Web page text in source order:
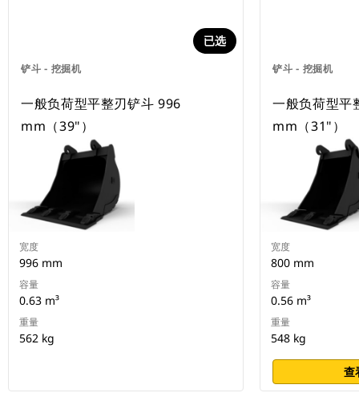
铲斗 - 挖掘机
已选
一般负荷型平整刃铲斗 996
mm（39"）
宽度
996 mm
容量
0.63 m³
重量
562 kg
铲斗 - 挖掘机
一般负荷型平
mm（31"）
宽度
800 mm
容量
0.56 m³
重量
548 kg
查